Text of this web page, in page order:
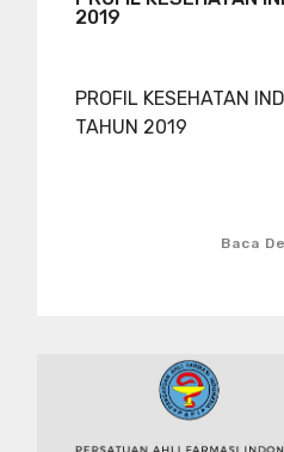
2019
PROFIL KESEHATAN
TAHUN 2019
Baca